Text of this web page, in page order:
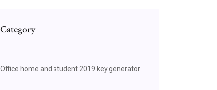
Category
Office home and student 2019 key generator